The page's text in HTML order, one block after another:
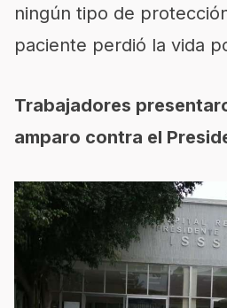
ningún tipo de
paciente perdió la vida
Trabajadores
amparo contra el